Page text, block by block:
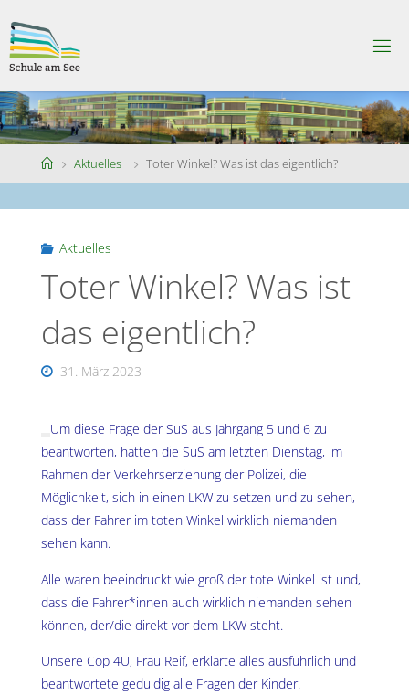
to
content
CHU
LEA
MS
EE
HomeAktuelles Toter Winkel? Was ist das eigentlich?
Aktuelles
Toter Winkel? Was ist
das eigentlich?
31. März 2023
Um diese Frage der SuS aus Jahrgang 5 und 6 zu
beantworten, hatten die SuS am letzten Dienstag, im
Rahmen der Verkehrserziehung der Polizei, die
Möglichkeit, sich in einen LKW zu setzen und zu sehen,
dass der Fahrer im toten Winkel wirklich niemanden
sehen kann.
Alle waren beeindruckt wie groß der tote Winkel ist und,
dass die Fahrer*innen auch wirklich niemanden sehen
können, der/die direkt vor dem LKW steht.
Unsere Cop 4U, Frau Reif, erklärte alles ausführlich und
beantwortete geduldig alle Fragen der Kinder.